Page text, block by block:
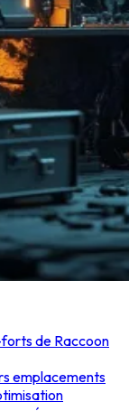
de Raccoon
emplacements